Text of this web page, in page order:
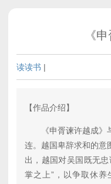
《
读读书 |
【作品介绍】
《申胥谏许越成》与
连。越国卑辞求和的意
出，越国对吴国既无
掌之上”，以争取休